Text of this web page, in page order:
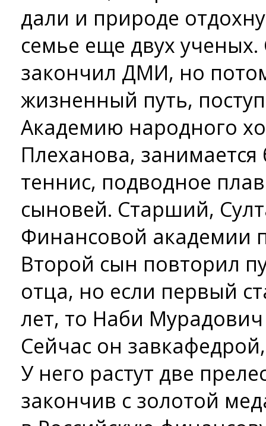
дали и природе
семье еще двух
закончил ДМИ, но
жизненный путь,
Академию народного
Плеханова,
теннис, подводное
сыновей. Старший,
Финансовой академии
Второй сын повторил
отца, но если первый
лет, то Наби
Сейчас он
У него растут две
закончив с золотой